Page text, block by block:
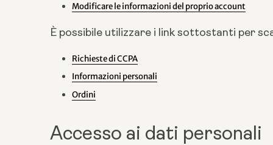
Modificare le informazioni del proprio account
È possibile utilizzare i link sottostanti per
Richieste di CCPA
Informazioni personali
Ordini
Accesso ai dati personali